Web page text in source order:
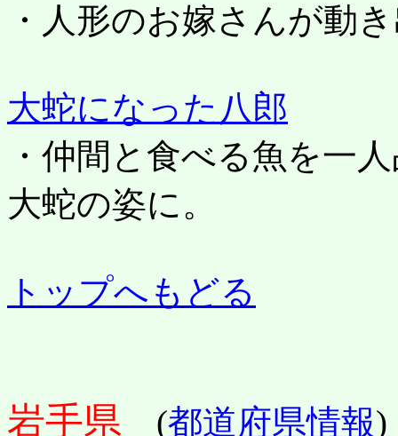
・人形のお嫁さんが動
大蛇になった八郎
・仲間と食べる魚を一
大蛇の姿に。
トップへもどる
岩手県 (都道府県情報)